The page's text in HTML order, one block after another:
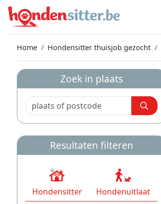
Home Hondensitter thuisjob gezocht
Zoek in plaats
Resultaten filteren
Hondensitter
Hondenuitlaat